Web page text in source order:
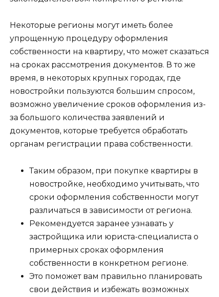
Некоторые регионы могут иметь более
упрощенную процедуру оформления
собственности на квартиру, что может сказаться
на сроках рассмотрения документов. В то же
время, в некоторых крупных городах, где
новостройки пользуются большим спросом,
возможно увеличение сроков оформления из-
за большого количества заявлений и
документов, которые требуется обработать
органам регистрации права собственности.
Таким образом, при покупке квартиры в
новостройке, необходимо учитывать, что
сроки оформления собственности могут
различаться в зависимости от региона.
Рекомендуется заранее узнавать у
застройщика или юриста-специалиста о
примерных сроках оформления
собственности в конкретном регионе.
Это поможет вам правильно планировать
свои действия и избежать возможных